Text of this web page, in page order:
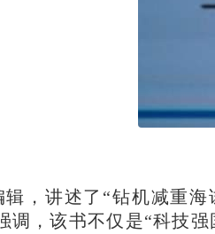
辑，讲述了“钻机减重
调，该书不仅是“科技